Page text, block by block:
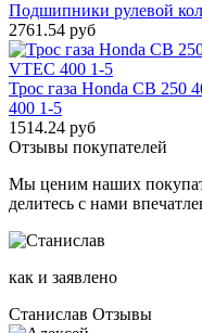
Подшипники рулевой
2761.54 руб
Трос газа Honda CB 250
400 1-5
1514.24 руб
Отзывы покупателей
Мы ценим наших
делитесь с нами
как и заявлено
Станислав Отзывы